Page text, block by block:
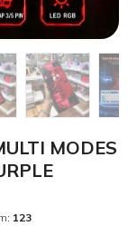
MODES
123